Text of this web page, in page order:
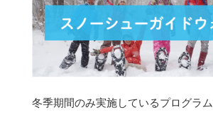
冬季期間のみ実施しているプログラ